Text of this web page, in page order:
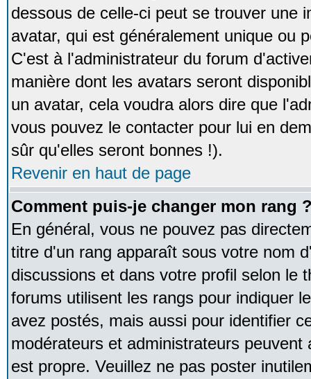
dessous de celle-ci peut se trouver une
avatar, qui est généralement unique ou
C'est à l'administrateur du forum
manière dont les avatars seront
un avatar, cela voudra alors dire que
vous pouvez le contacter pour lui en
sûr qu'elles seront bonnes !).
Revenir en haut de page
Comment puis-je changer mon rang
En général, vous ne pouvez pas
titre d'un rang apparaît sous votre nom
discussions et dans votre profil selon le
forums utilisent les rangs pour indiquer
avez postés, mais aussi pour identifier
modérateurs et administrateurs
est propre. Veuillez ne pas poster